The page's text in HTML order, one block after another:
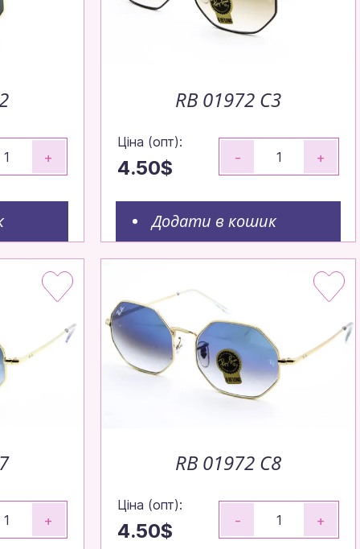
+
RB 01972 С3
Ціна (опт):
4.50$ - +
Додати в кошик
+
RB 01972 С8
Ціна (опт):
4.50$ - +